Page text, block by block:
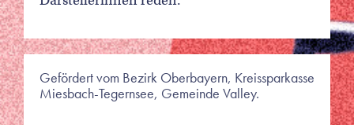
Gefördert vom Bezirk Oberbayern, Kreissparkasse
Miesbach-Tegernsee, Gemeinde Valley.